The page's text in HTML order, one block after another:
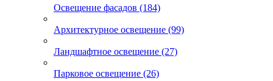
Освещение фасадов (184)
Архитектурное освещение (99)
Ландшафтное освещение (27)
Парковое освещение (26)